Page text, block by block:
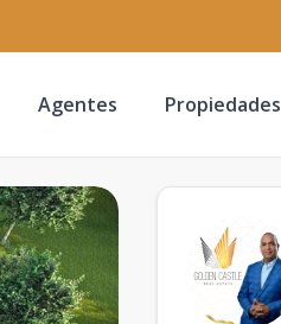
Agentes Propiedades